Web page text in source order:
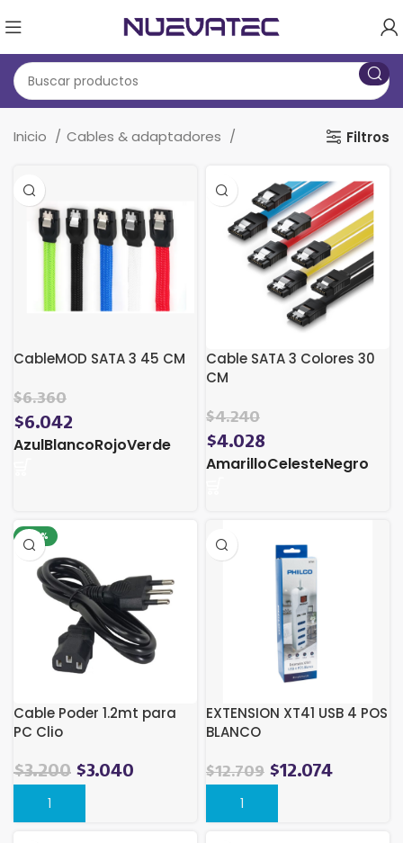
Inicio Cables & adaptadores Filtros
CableMOD SATA 3 45 CM
$6.360
$6.042
AzulBlancoRojoVerde
Cable SATA 3 Colores 30
CM
$4.240
$4.028
AmarilloCelesteNegro
-28%
Cable Poder 1.2mt para
PC Clio
El
$3.200El$3.040
EXTENSION XT41 USB 4 POS
BLANCO
$12.709 $12.074